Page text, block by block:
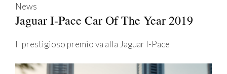
News
Jaguar I-Pace Car Of The Year 2019
Il prestigioso premio va alla Jaguar I-Pace